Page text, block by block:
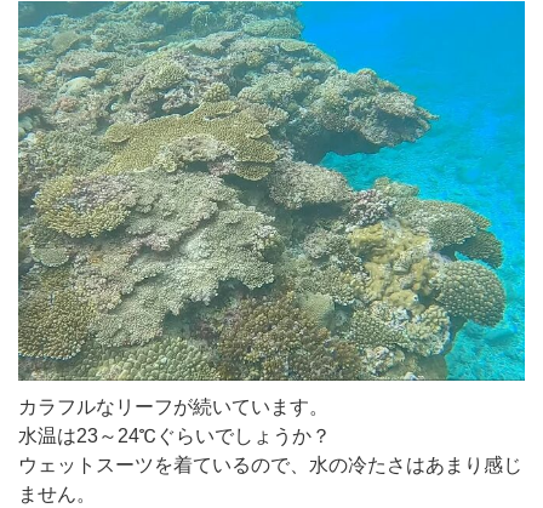
カラフルなリーフが続いています。
水温は23～24℃ぐらいでしょうか？
ウェットスーツを着ているので、水の冷たさはあまり感じ
ません。